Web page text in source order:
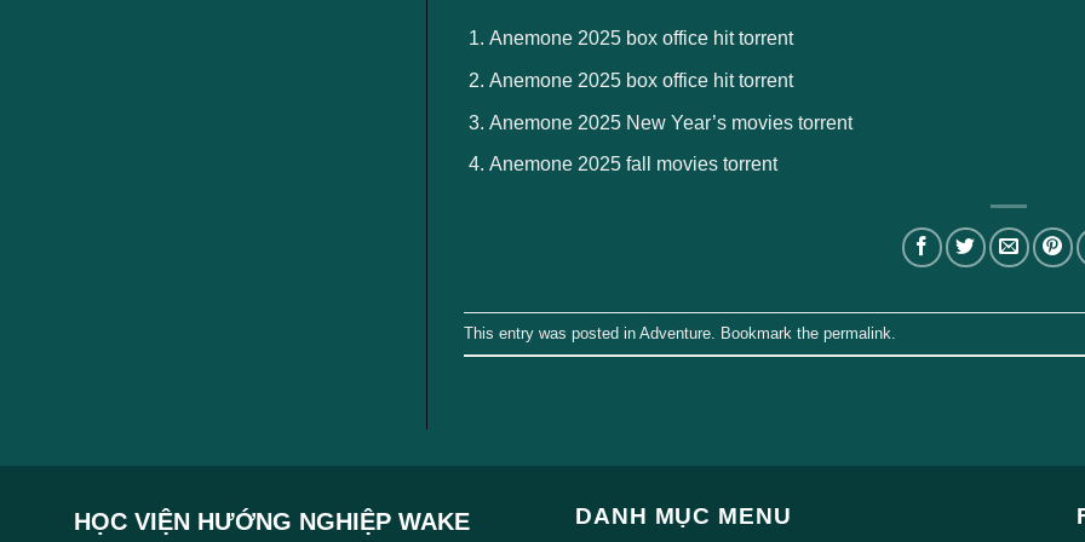
Anemone 2025 box office hit torrent
Anemone 2025 box office hit torrent
Anemone 2025 New Year’s movies torrent
Anemone 2025 fall movies torrent
This entry was posted in Adventure . Bookmark the permalink
HỌC VIỆN HƯỚNG NGHIỆP WAKE DANH MỤC MENU